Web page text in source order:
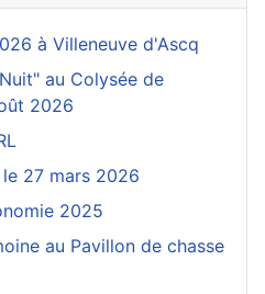
à Villeneuve d'Ascq
au Colysée de
2026
27 mars 2026
2025
au Pavillon de chasse